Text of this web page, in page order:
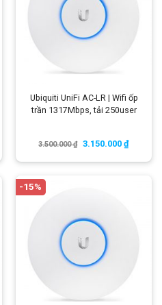
Ubiquiti UniFi AC-LR | Wifi ốp
trần 1317Mbps, tải 250user
3.500.000₫ 3.150.000 ₫
-15%